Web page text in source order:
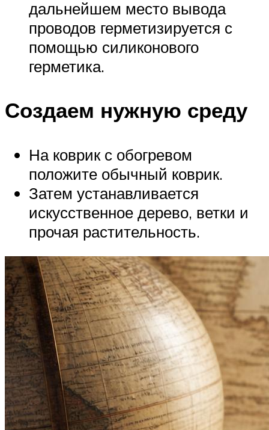
дальнейшем место вывода
проводов герметизируется с
помощью силиконового
герметика.
Создаем нужную среду
На коврик с обогревом
положите обычный коврик.
Затем устанавливается
искусственное дерево, ветки и
прочая растительность.